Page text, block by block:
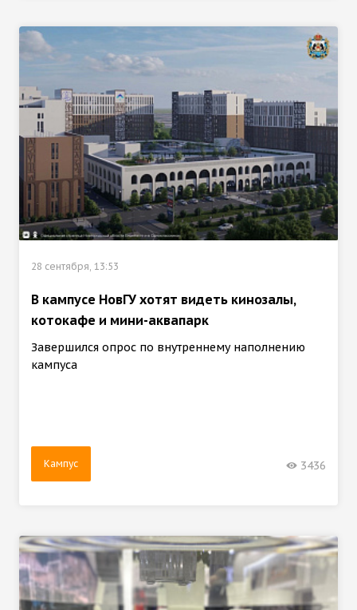
28 сентября, 13:53
В кампусе НовГУ хотят видеть кинозалы,
котокафе и мини-аквапарк
Завершился опрос по внутреннему наполнению
кампуса
Кампус 3436